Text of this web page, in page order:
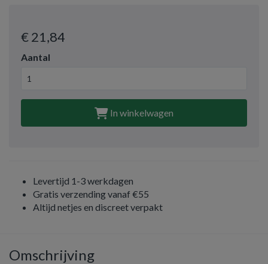
€ 21,84
Aantal
In winkelwagen
Levertijd 1-3 werkdagen
Gratis verzending vanaf €55
Altijd netjes en discreet verpakt
Omschrijving